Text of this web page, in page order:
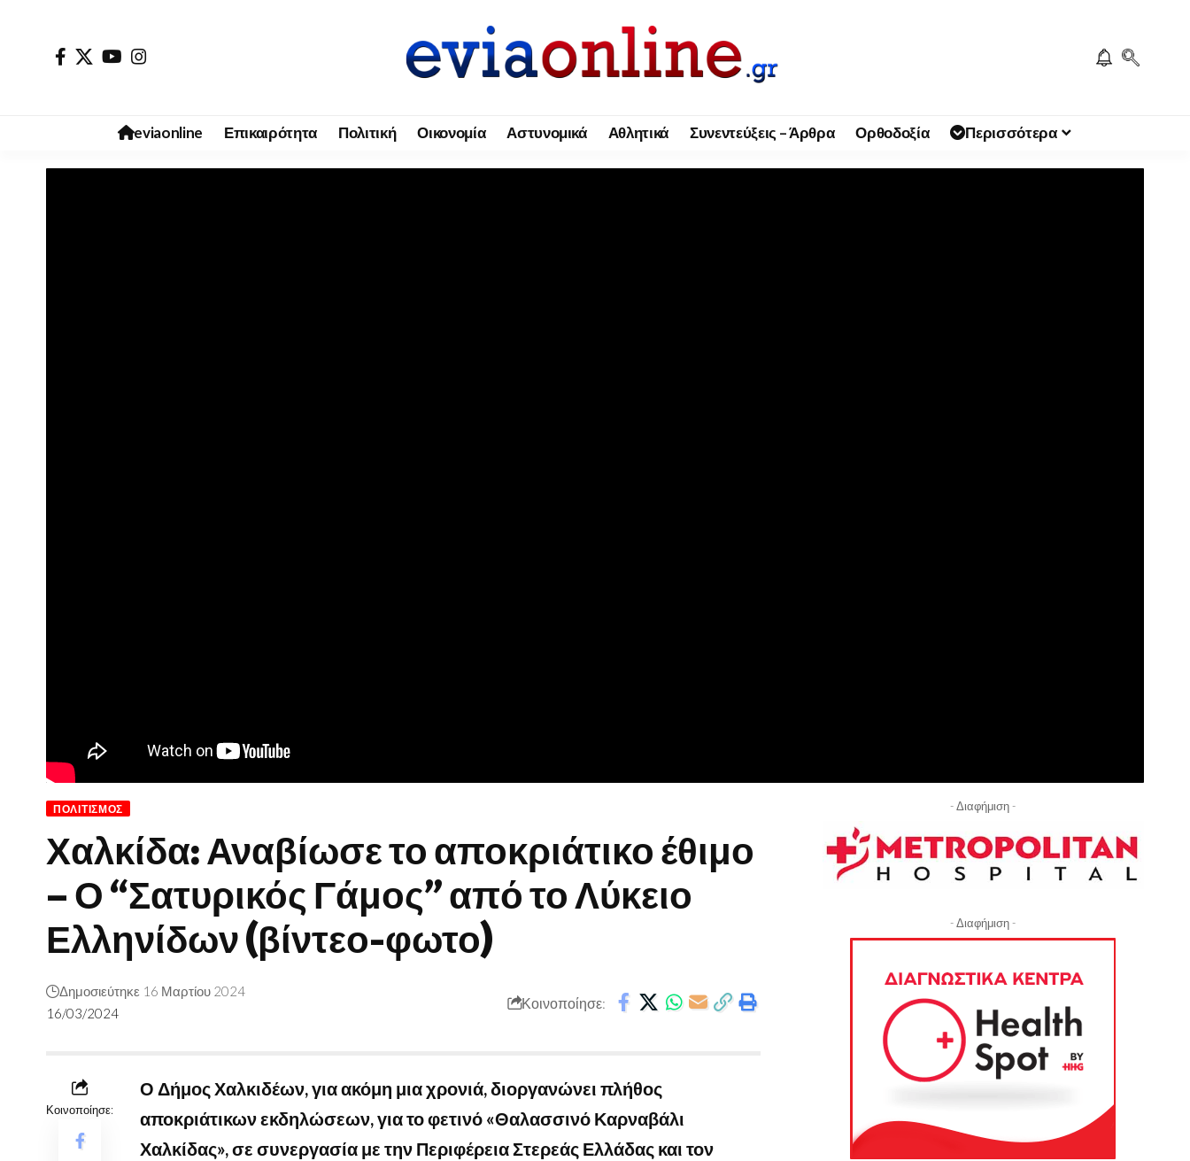
eviaonline Επικαιρότητα Πολιτική Οικονομία Αστυνομικά Αθλητικά Συνεντεύξεις – Άρθρα Ορθοδοξία Περισσότερα
ΠΟΛΙΤΙΣΜΌΣ
Χαλκίδα: Αναβίωσε το αποκριάτικο έθιμο
– Ο “Σατυρικός Γάμος” από το Λύκειο
Ελληνίδων (βίντεο-φωτο)
16/03/2024
Δημοσιεύτηκε 16 Μαρτίου 2024
Κοινοποίησε:
Κοινοποίησε:
Ο Δήμος Χαλκιδέων, για ακόμη μια χρονιά, διοργανώνει πλήθος
αποκριάτικων εκδηλώσεων, για το φετινό «Θαλασσινό Καρναβάλι
Χαλκίδας», σε συνεργασία με την Περιφέρεια Στερεάς Ελλάδας και τον
- Διαφήμιση -
- Διαφήμιση -